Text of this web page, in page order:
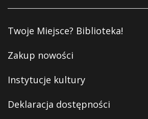
Twoje Miejsce? Biblioteka!
Zakup nowości
Instytucje kultury
Deklaracja dostępności